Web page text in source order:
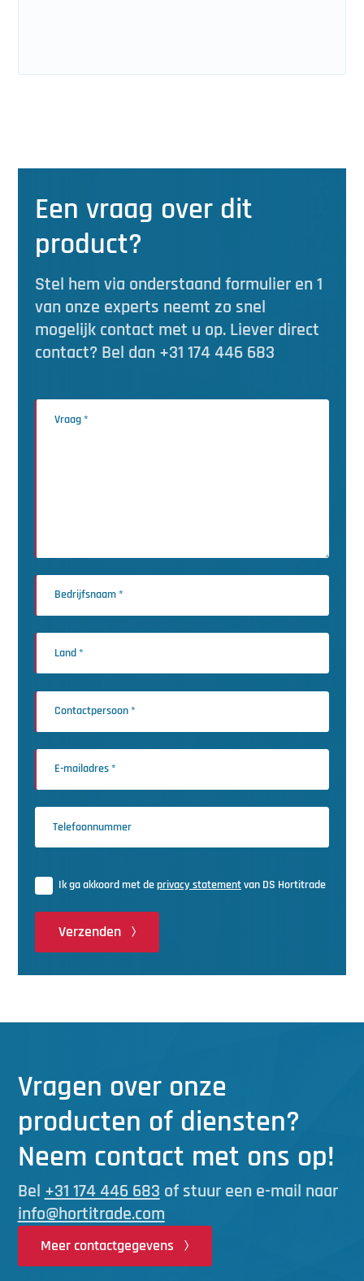
Een vraag over dit
product?
Stel hem via onderstaand formulier en 1
van onze experts neemt zo snel
mogelijk contact met u op. Liever direct
contact? Bel dan +31 174 446 683
Ik ga akkoord met deprivacy statementvan DS Hortitrade
Verzenden
Vragen over onze
producten of diensten?
Neem contact met ons op!
Bel +31 174 446 683 of stuur een e-mail naar
info@hortitrade.com
Meer contactgegevens